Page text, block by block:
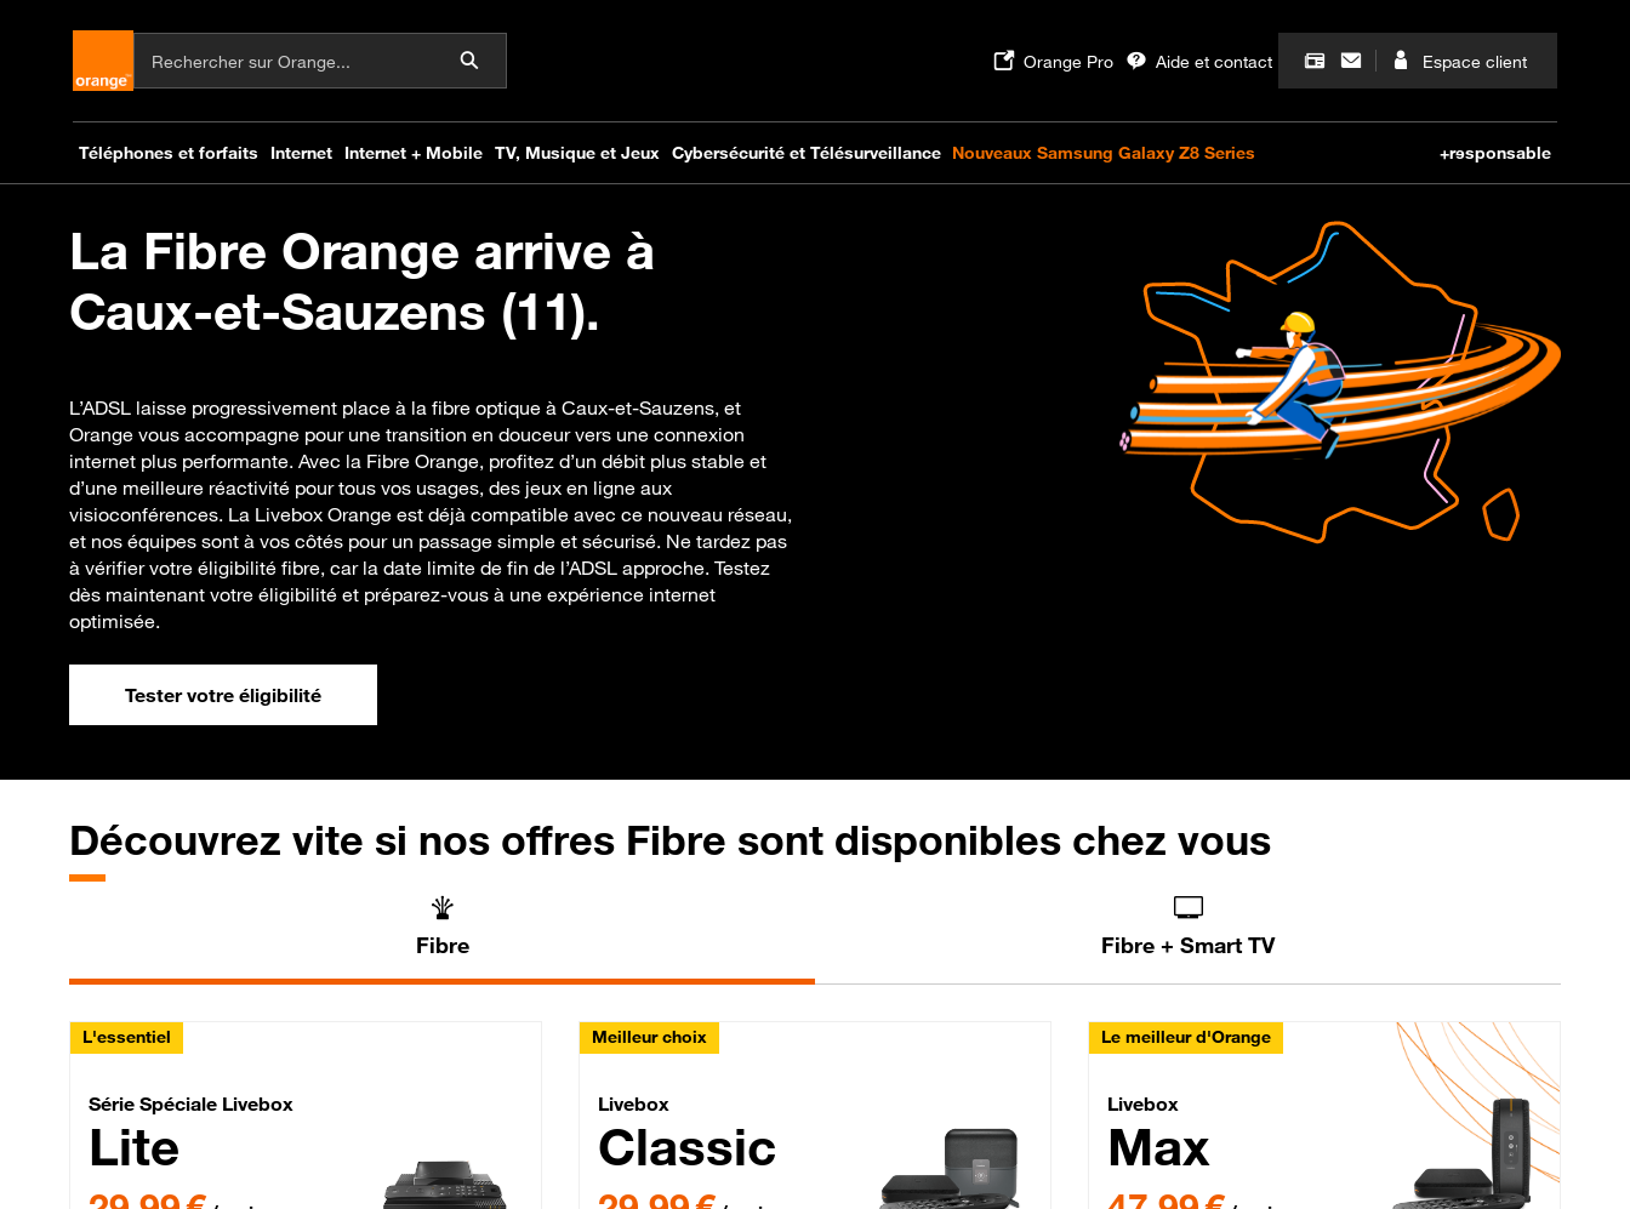
La Fibre Orange arrive à
Caux-et-Sauzens (11).
L’ADSL laisse progressivement place à la fibre optique à Caux-et-Sauzens, et
Orange vous accompagne pour une transition en douceur vers une connexion
internet plus performante. Avec la Fibre Orange, profitez d’un débit plus stable et
d’une meilleure réactivité pour tous vos usages, des jeux en ligne aux
visioconférences. La Livebox Orange est déjà compatible avec ce nouveau réseau,
et nos équipes sont à vos côtés pour un passage simple et sécurisé. Ne tardez pas
à vérifier votre éligibilité fibre, car la date limite de fin de l’ADSL approche. Testez
dès maintenant votre éligibilité et préparez-vous à une expérience internet
optimisée.
Tester votre éligibilité
Découvrez vite si nos offres Fibre sont disponibles chez vous
Fibre Fibre + Smart TV
L'essentiel
Série Spéciale Livebox Lite Fibre
Série Spéciale Livebox
Lite
29,99 € par mois , Engagement 12 mois
Meilleur choix
Livebox Classic Fibre
Livebox
Classic
29,99 € par mois pendant 12 mois puis 42,99 € par mois, Engagement 12 mois
Le meilleur d'Orange
Livebox Max Fibre
Livebox
Max
47,99 € par mois pendant 12 mois puis 57,99 € par mois,